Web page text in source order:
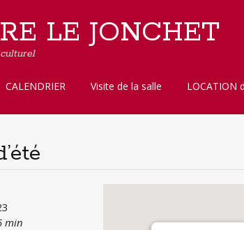
LE JONCHET
CALENDRIER Visite de la salle LOCATION
min